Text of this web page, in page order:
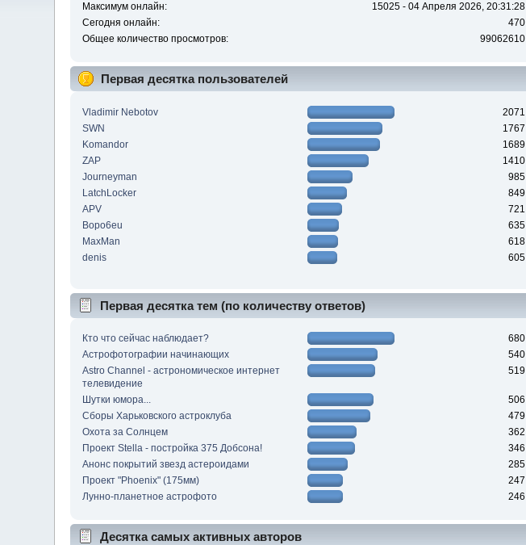
Максимум онлайн:
15025 - 04 Апреля 2026, 20:31:28
Сегодня онлайн:
470
Общее количество просмотров:
99062610
Первая десятка пользователей
Vladimir Nebotov
2071
SWN
1767
Komandor
1689
ZAP
1410
Journeyman
985
LatchLocker
849
APV
721
Bopo6eu
635
MaxMan
618
denis
605
Первая десятка тем (по количеству ответов)
Кто что сейчас наблюдает?
680
Астрофотографии начинающих
540
Astro Channel - астрономическое интернет
телевидение
519
Шутки юмора...
506
Сборы Харьковского астроклуба
479
Охота за Солнцем
362
Проект Stella - постройка 375 Добсона!
346
Анонс покрытий звезд астероидами
285
Проект "Phoenix" (175мм)
247
Лунно-планетное астрофото
246
Десятка самых активных авторов